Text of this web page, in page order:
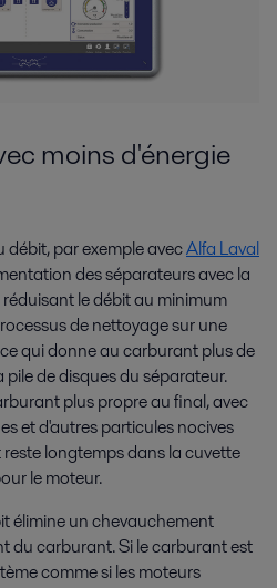
moins d'énergie
par exemple avecAlfa Laval
des séparateurs avec la
le débit au minimum
de nettoyage sur une
qui donne au carburant plus de
de disques du séparateur.
plus propre au final, avec
et d'autres particules nocives
longtemps dans la cuvette
le moteur.
élimine un chevauchement
du carburant. Si le carburant est
comme si les moteurs